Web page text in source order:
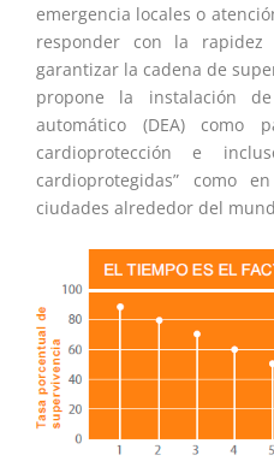
emergencia locales o
responder con la
garantizar la cadena de
propone la instalación
automático (DEA)
cardioprotección e
cardioprotegidas” como
ciudades alrededor del